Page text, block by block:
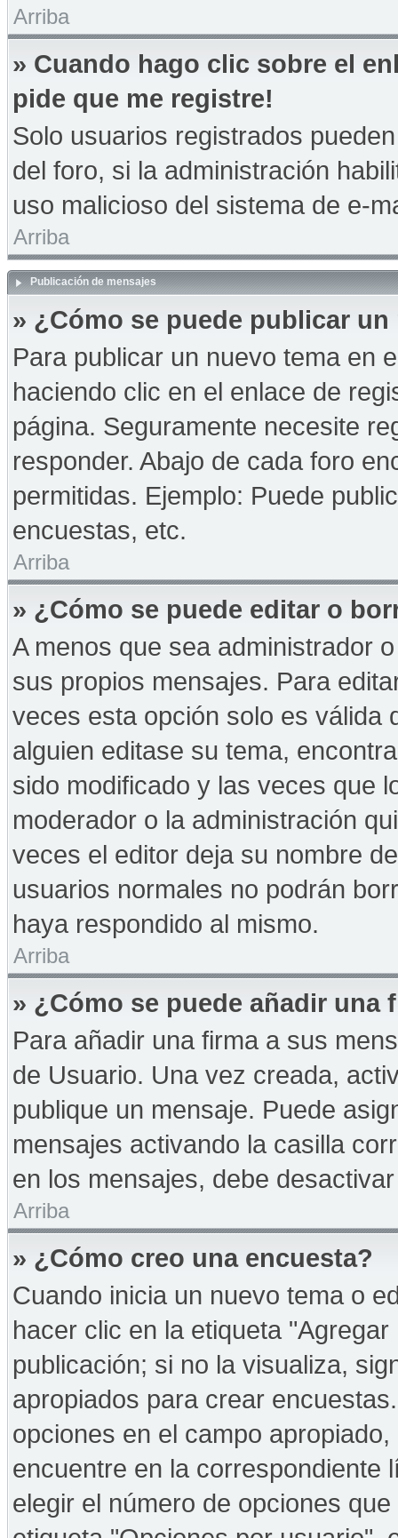
Arriba
» Cuando hago clic sobre el
pide que me registre!
Solo usuarios registrados
del foro, si la administración
uso malicioso del sistema de e-
Arriba
Publicación de mensajes
» ¿Cómo se puede publicar
Para publicar un nuevo tema en
haciendo clic en el enlace de
página. Seguramente necesite
responder. Abajo de cada foro
permitidas. Ejemplo: Puede
encuestas, etc.
Arriba
» ¿Cómo se puede editar o
A menos que sea administrador
sus propios mensajes. Para
veces esta opción solo es válida
alguien editase su tema,
sido modificado y las veces que
moderador o la administración
veces el editor deja su nombre
usuarios normales no podrán
haya respondido al mismo.
Arriba
» ¿Cómo se puede añadir una
Para añadir una firma a sus
de Usuario. Una vez creada,
publique un mensaje. Puede
mensajes activando la casilla
en los mensajes, debe
Arriba
» ¿Cómo creo una encuesta?
Cuando inicia un nuevo tema o
hacer clic en la etiqueta
publicación; si no la visualiza,
apropiados para crear
opciones en el campo
encuentre en la correspondiente
elegir el número de opciones